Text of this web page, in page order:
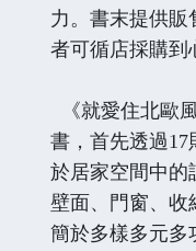
力。書末提供販
者可循店採購到
《就愛住北歐
書，首先透過
於居家空間中的
壁面、門窗、
簡於多樣多元多